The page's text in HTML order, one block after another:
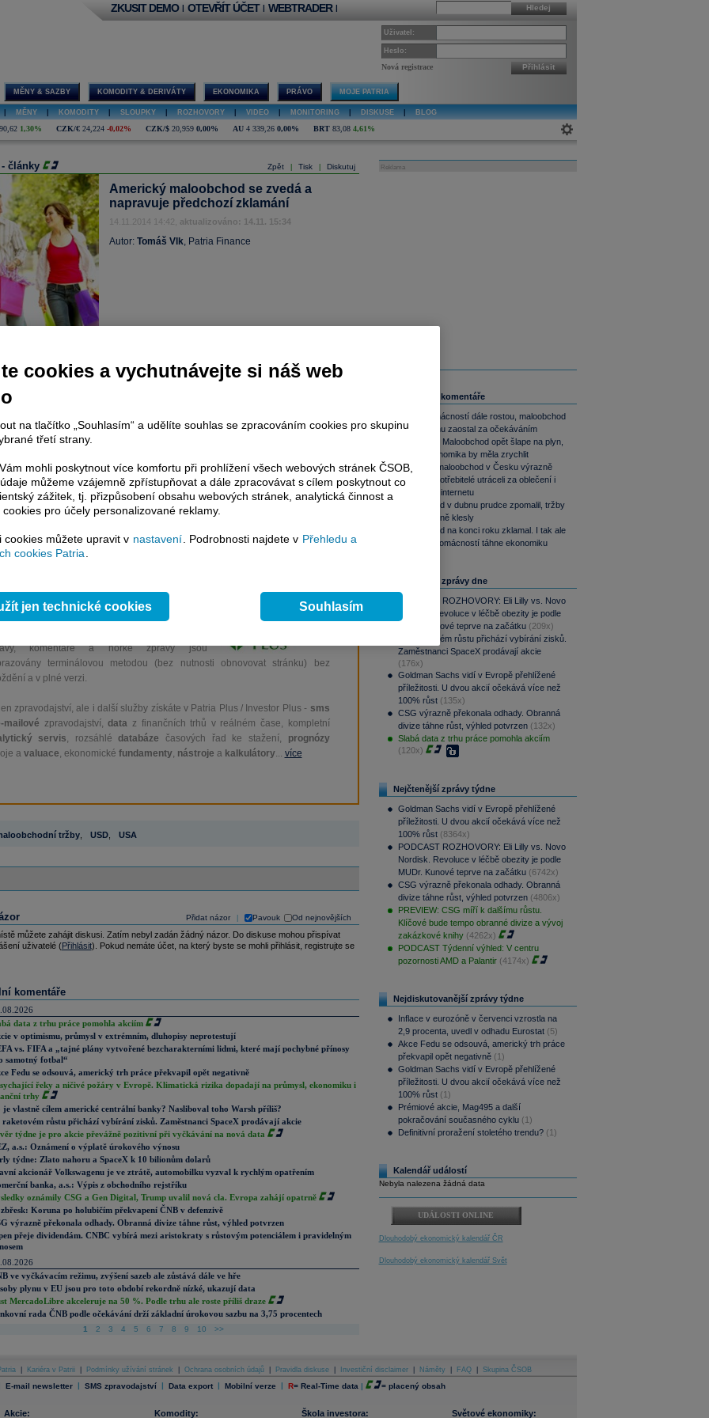
Hledej
ZKUSIT DEMO | OTEVŘÍT ÚČET | WEBTRADER |
Uživatel:
Heslo:
Nová registrace Přihlásit
MĚNY & SAZBY KOMODITY & DERIVÁTY EKONOMIKA PRÁVO MOJE PATRIA
MĚNY KOMODITY SLOUPKY ROZHOVORY VIDEO MONITORING DISKUSE BLOG
1,30% CZK/€ 24,224 -0,02% CZK/$ 20,959 0,00% AU 4 339,26 0,00% BRT 83,08 4,61%
Zpět Tisk Diskutuj
- články
Americký maloobchod se zvedá a
napravuje předchozí zklamání
14.11.2014 14:42, aktualizováno: 14.11. 15:34
Autor: Tomáš Vlk, Patria Finance
úrovni 0,2 procenta. Důležitá položka prodejů aut tentokrát celkové číslo o
článku je dostupné jen klientům placených služebPatria Plus/
Pluspřípadně uživatelům platformy
placeného informačního servisu získáte
kompletnímu zpravodajství
komentáře a horké zprávy jsou
terminálovou metodou (bez nutnosti obnovovat stránku) bez
a v plné verzi.
zpravodajství, ale i další služby získáte v Patria Plus / Investor Plus - sms
mailové zpravodajství,data z finančních trhů v reálném čase, kompletní
servis, rozsáhlédatabáze časových řad ke stažení,
prognózy
a valuace, ekonomické fundamenty, nástroje a kalkulátory... více
tržby, USD, USA
Přidat názor Pavouk Od nejnovějších
můžete zahájit diskusi. Zatím nebyl zadán žádný názor. Do diskuse mohou přispívat
uživatelé (Přihlásit). Pokud nemáte účet, na který byste se mohli přihlásit, registrujte se
komentáře
data z trhu práce pomohla akciím
v optimismu, průmysl v extrémním, dluhopisy neprotestují
vs. FIFA a „tajné plány vytvořené bezcharakterními lidmi, které mají pochybné přínosy
samotný fotbal“
Fedu se odsouvá, americký trh práce překvapil opět negativně
řeky a ničivé požáry v Evropě. Klimatická rizika dopadají na průmysl, ekonomiku i
trhy
je vlastně cílem americké centrální banky? Nasliboval toho Warsh příliš?
raketovém růstu přichází vybírání zisků. Zaměstnanci SpaceX prodávají akcie
týdne je pro akcie převážně pozitivní při vyčkávání na nová data
a.s.: Oznámení o výplatě úrokového výnosu
týdne: Zlato nahoru a SpaceX k 10 bilionům dolarů
akcionář Volkswagenu je ve ztrátě, automobilku vyzval k rychlým opatřením
banka, a.s.: Výpis z obchodního rejstříku
oznámily CSG a Gen Digital, Trump uvalil nová cla. Evropa zahájí opatrně
Koruna po holubičím překvapení ČNB v defenzivě
výrazně překonala odhady. Obranná divize táhne růst, výhled potvrzen
přeje dividendám. CNBC vybírá mezi aristokraty s růstovým potenciálem i pravidelným
ve vyčkávacím režimu, zvýšení sazeb ale zůstává dále ve hře
plynu v EU jsou pro toto období rekordně nízké, ukazují data
MercadoLibre akceleruje na 50 %. Podle trhu ale roste příliš draze
rada ČNB podle očekávání drží základní úrokovou sazbu na 3,75 procentech
1 2 3 4 5 6 7 8 9 10 >>
Reklama
Související komentáře
Útraty domácností dále rostou, maloobchod
ale v červnu zaostal za očekáváním
Jan Bureš: Maloobchod opět šlape na plyn,
česká ekonomika by měla zrychlit
Květnový maloobchod v Česku výrazně
zrychlil. Spotřebitelé utráceli za oblečení i
nákupy na internetu
Maloobchod v dubnu prudce zpomalil, tržby
meziměsíčně klesly
Maloobchod na konci roku zklamal. I tak ale
spotřeba domácností táhne ekonomiku
Nejčtenější zprávy dne
PODCAST ROZHOVORY: Eli Lilly vs. Novo
Nordisk. Revoluce v léčbě obezity je podle
MUDr. Kunové teprve na začátku (209x)
Po raketovém růstu přichází vybírání zisků.
Zaměstnanci SpaceX prodávají akcie
(176x)
Goldman Sachs vidí v Evropě přehlížené
příležitosti. U dvou akcií očekává více než
100% růst (135x)
CSG výrazně překonala odhady. Obranná
divize táhne růst, výhled potvrzen (132x)
Slabá data z trhu práce pomohla akciím
(120x)
Nejčtenější zprávy týdne
Goldman Sachs vidí v Evropě přehlížené
příležitosti. U dvou akcií očekává více než
100% růst (8364x)
PODCAST ROZHOVORY: Eli Lilly vs. Novo
Nordisk. Revoluce v léčbě obezity je podle
MUDr. Kunové teprve na začátku (6742x)
CSG výrazně překonala odhady. Obranná
divize táhne růst, výhled potvrzen (4806x)
PREVIEW: CSG míří k dalšímu růstu.
Klíčové bude tempo obranné divize a vývoj
zakázkové knihy (4262x)
PODCAST Týdenní výhled: V centru
pozornosti AMD a Palantir (4174x)
Nejdiskutovanější zprávy týdne
Inflace v eurozóně v červenci vzrostla na
2,9 procenta, uvedl v odhadu Eurostat (5)
Akce Fedu se odsouvá, americký trh práce
překvapil opět negativně (1)
Goldman Sachs vidí v Evropě přehlížené
příležitosti. U dvou akcií očekává více než
100% růst (1)
Prémiové akcie, Mag495 a další
pokračování současného cyklu (1)
Definitivní proražení stoletého trendu? (1)
Kalendář událostí
Nebyla nalezena žádná data
UDÁLOSTI ONLINE
Dlouhodobý ekonomický kalendář ČR
Dlouhodobý ekonomický kalendář Svět
Kariéra v Patrii Podmínky užívání stránek Ochrana osobních údajů Pravidla diskuse Investiční disclaimer Náměty FAQ Skupina ČSOB
E-mail newsletter | SMS zpravodajství | Data export | Mobilní verze | R= Real-Time data | = placený obsah
Akcie: Komodity: Škola investora: Světové ekonomiky:
cookies a vychutnávejte si náš web
na tlačítko „Souhlasím“ a udělíte souhlas se zpracováním cookies pro skupinu
třetí strany.
mohli poskytnout více komfortu při prohlížení všech webových stránek ČSOB,
můžeme vzájemně zpřístupňovat a dále zpracovávat s cílem poskytnout co
zážitek, tj. přizpůsobení obsahu webových stránek, analytická činnost a
pro účely personalizované reklamy.
cookies můžete upravit v nastavení . Podrobnosti najdete v Přehledu a
cookies Patria
jen technické cookies Souhlasím